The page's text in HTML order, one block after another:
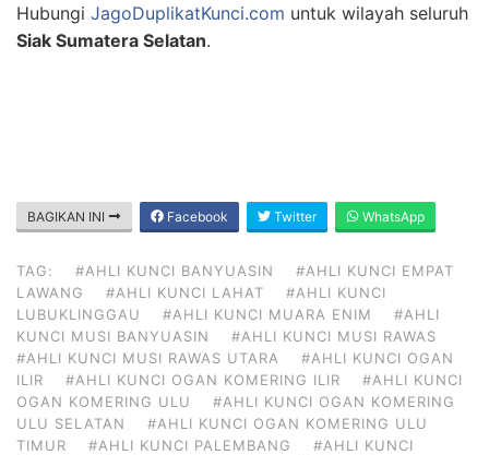
Hubungi JagoDuplikatKunci.com untuk wilayah seluruh
Siak Sumatera Selatan.
BAGIKAN INI Facebook Twitter WhatsApp
TAG: #AHLI KUNCI BANYUASIN
#AHLI KUNCI EMPAT
LAWANG
#AHLI KUNCI LAHAT
#AHLI KUNCI
LUBUKLINGGAU
#AHLI KUNCI MUARA ENIM
#AHLI
KUNCI MUSI BANYUASIN
#AHLI KUNCI MUSI RAWAS
#AHLI KUNCI MUSI RAWAS UTARA
#AHLI KUNCI OGAN
ILIR
#AHLI KUNCI OGAN KOMERING ILIR
#AHLI KUNCI
OGAN KOMERING ULU
#AHLI KUNCI OGAN KOMERING
ULU SELATAN
#AHLI KUNCI OGAN KOMERING ULU
TIMUR
#AHLI KUNCI PALEMBANG
#AHLI KUNCI